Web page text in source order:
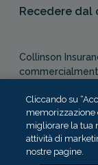
Recedere dal
Collinson
Authority in
-Cap. 487). In
alla vigilanza
Cliccando su
memorizzazione
migliorare la tua
attività di
nostre pagine.